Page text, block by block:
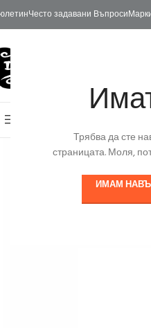
Трябва да сте
страницата. Моля,
ИМАМ
Често задавани Въпроси